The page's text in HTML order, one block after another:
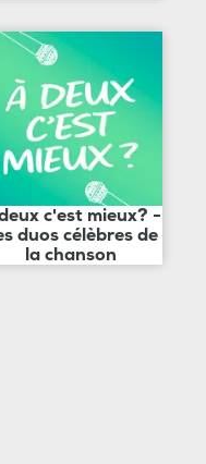
c'est mieux? -
duos célèbres de
la chanson